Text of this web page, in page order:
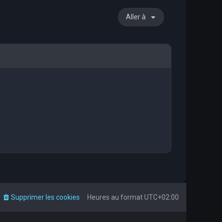
Aller à
Heures au formatUTC+02:00
Supprimer les cookies